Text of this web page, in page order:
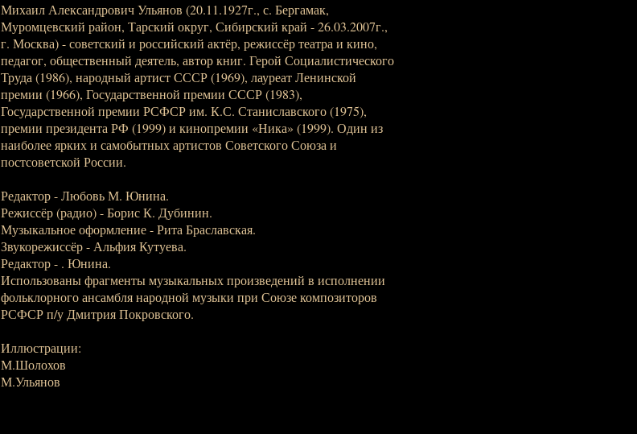
Михаил Александрович Ульянов (20.11.1927г., с. Бергамак,
Муромцевский район, Тарский округ, Сибирский край - 26.03.2007г.,
г. Москва) - советский и российский актёр, режиссёр театра и кино,
педагог, общественный деятель, автор книг. Герой Социалистического
Труда (1986), народный артист СССР (1969), лауреат Ленинской
премии (1966), Государственной премии СССР (1983),
Государственной премии РСФСР им. К.С. Станиславского (1975),
премии президента РФ (1999) и кинопремии «Ника» (1999). Один из
наиболее ярких и самобытных артистов Советского Союза и
постсоветской России.
Редактор - Любовь М. Юнина.
Режиссёр (радио) - Борис К. Дубинин.
Музыкальное оформление - Рита Браславская.
Звукорежиссёр - Альфия Кутуева.
Редактор - . Юнина.
Использованы фрагменты музыкальных произведений в исполнении
фольклорного ансамбля народной музыки при Союзе композиторов
РСФСР п/у Дмитрия Покровского.
Иллюстрации:
М.Шолохов
М.Ульянов